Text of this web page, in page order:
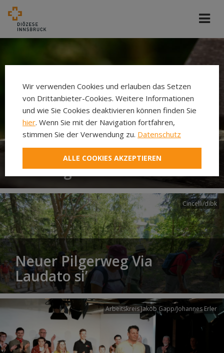
Seelsorgeräume
Cincelli/dibk
Neuer Pilgerweg Via
Laudato si’
Arbeitskreis Jakob Gapp/Johannes Erler
Wir verwenden Cookies und erlauben das Setzen
von Drittanbieter-Cookies. Weitere Informationen
und wie Sie Cookies deaktivieren können finden Sie
hier. Wenn Sie mit der Navigation fortfahren,
stimmen Sie der Verwendung zu. Datenschutz
ALLE COOKIES AKZEPTIEREN